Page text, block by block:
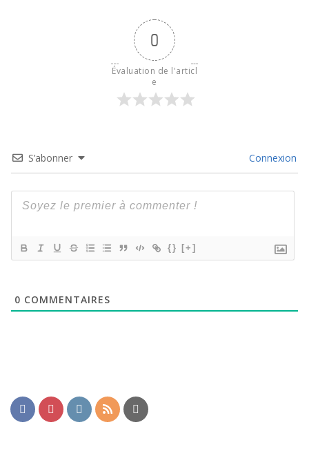
0
Évaluation de l'articl
e
S’abonner Connexion
{} [+]
0 COMMENTAIRES